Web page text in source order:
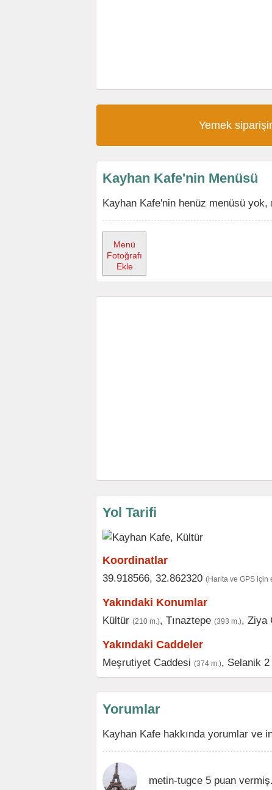
Yemek
Kayhan Kafe'nin Menüsü
Kayhan Kafe'nin henüz menüsü
Menü
Fotoğrafı
Ekle
Yol Tarifi
Koordinatlar
39.918566, 32.862320 (Harita ve GPS için
Yakındaki Konumlar
Kültür (210 m.), Tınaztepe (393 m.), Ziya
Yakındaki Caddeler
Meşrutiyet Caddesi (374 m.), Selanik
Yorumlar
Kayhan Kafe hakkında yorumlar ve
metin-tugce 5 puan vermiş.